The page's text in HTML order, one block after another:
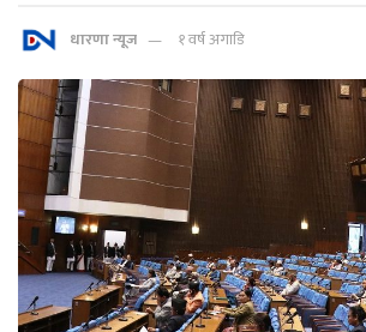
धारणा न्यूज १ वर्ष अगाडि